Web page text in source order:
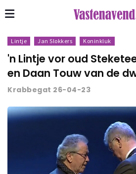
Lintje Jan Slokkers Koninkluk
'n Lintje vor oud
en Daan Touw van de
Krabbegat 26-04-23